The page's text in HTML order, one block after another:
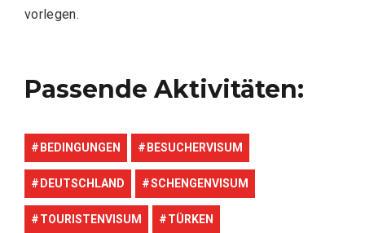
vorlegen.
Passende Aktivitäten:
BEDINGUNGEN BESUCHERVISUM
DEUTSCHLAND SCHENGENVISUM
TOURISTENVISUM TÜRKEN